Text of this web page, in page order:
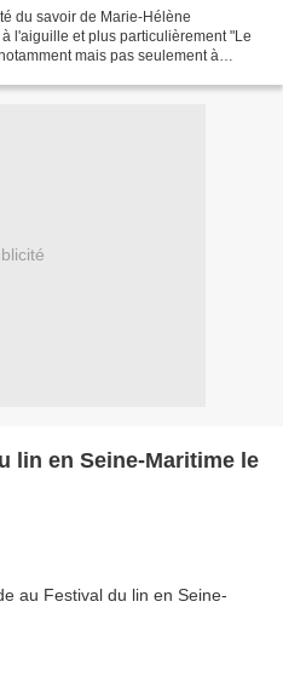
du savoir de Marie-Hélène
l'aiguille et plus particulièrement "Le
mais pas seulement à
lin en Seine-Maritime le